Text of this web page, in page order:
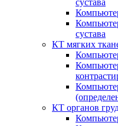
сустава
сустава
КТ мягких
КТ органов